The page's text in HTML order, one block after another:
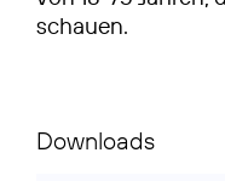
schauen.
Downloads